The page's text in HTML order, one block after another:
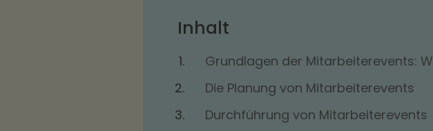
Inhalt
Grundlagen der Mitarbeiterevents:
Die Planung von Mitarbeiterevents
Durchführung von Mitarbeiterevents